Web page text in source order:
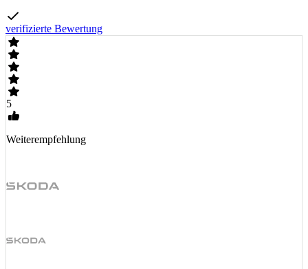
verifizierte Bewertung
5
Weiterempfehlung